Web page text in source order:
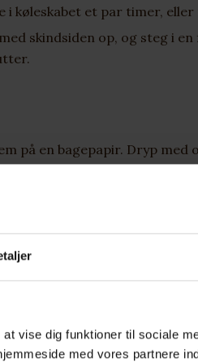
vise dig funktioner til sociale
med vores partnere
køleskabet et par timer, eller
skindsiden op, og steg i
på en bagepapir. Dryp med
i mindre stykker.